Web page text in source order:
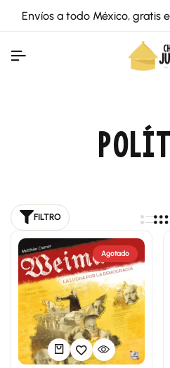
Envíos a todo México, gratis
FILTRO
Agotado